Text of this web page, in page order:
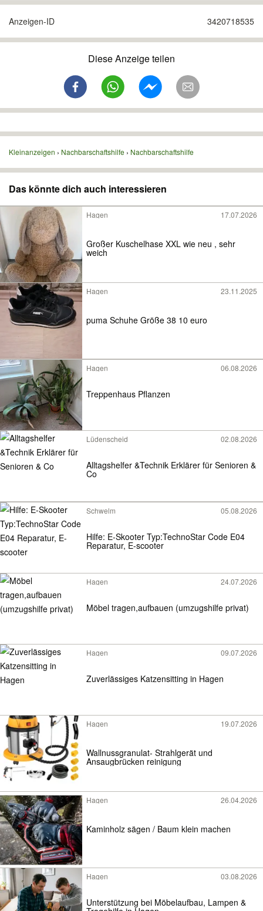
Anzeigen-ID 3420718535
Diese Anzeige teilen
Kleinanzeigen Nachbarschaftshilfe Nachbarschaftshilfe
Das könnte dich auch interessieren
Hagen 17.07.2026
Großer Kuschelhase XXL wie neu , sehr
weich
Hagen 23.11.2025
puma Schuhe Größe 38 10 euro
Hagen 06.08.2026
Treppenhaus Pflanzen
Lüdenscheid 02.08.2026
Alltagshelfer &Technik Erklärer für Senioren &
Co
Schwelm 05.08.2026
Hilfe: E-Skooter Typ:TechnoStar Code E04
Reparatur, E-scooter
Hagen 24.07.2026
Möbel tragen,aufbauen (umzugshilfe privat)
Hagen 09.07.2026
Zuverlässiges Katzensitting in Hagen
Hagen 19.07.2026
Wallnussgranulat- Strahlgerät und
Ansaugbrücken reinigung
Hagen 26.04.2026
Kaminholz sägen / Baum klein machen
Hagen 03.08.2026
Unterstützung bei Möbelaufbau, Lampen &